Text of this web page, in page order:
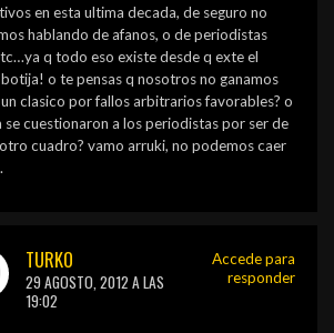
en esta ultima decada, de seguro no
hablando de afanos, o de periodistas
q todo eso existe desde q exte el
o te pensas q nosotros no ganamos
clasico por fallos arbitrarios favorables? o
se cuestionaron a los periodistas por ser de
cuadro? vamo arruki, no podemos caer
TURKO
29 AGOSTO, 2012 A LAS
19:02
Accede para
responder